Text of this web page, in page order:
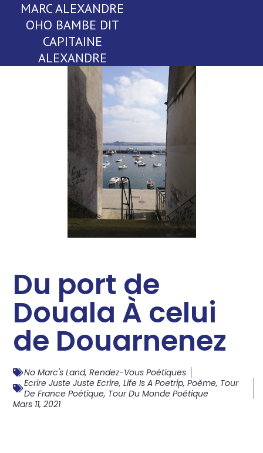
MARC ALEXANDRE
OHO BAMBE DIT
CAPITAINE
ALEXANDRE
Du port de
Douala À celui
de Douarnenez
No Marc's Land,Rendez-Vous Poétiques
Ecrire Juste Juste Ecrire,Life Is A Poetrip,Poème, Tour
De France Poétique, Tour Du Monde Poétique
Mars 11, 2021